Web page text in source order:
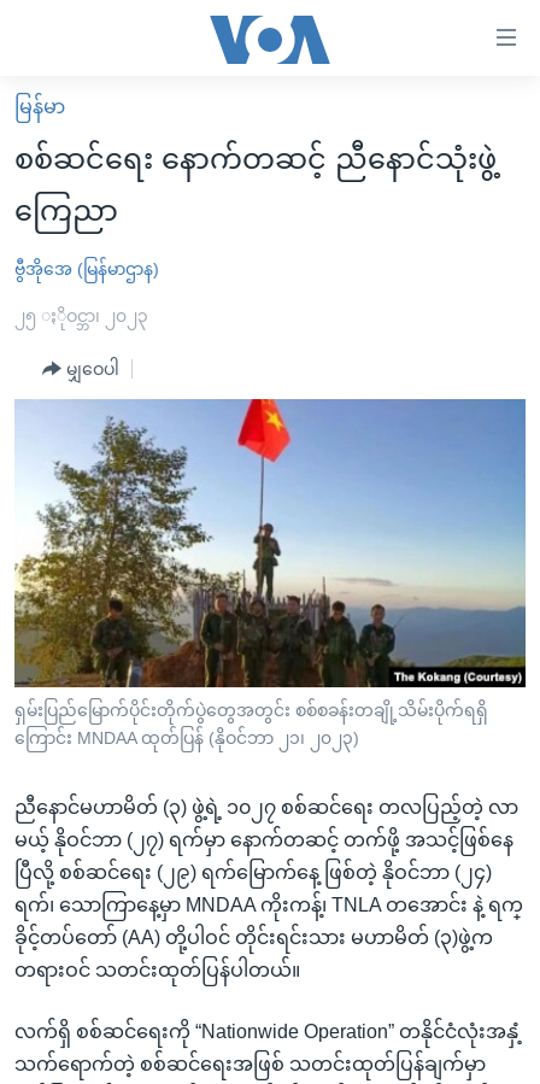
လွယ်ကူ
စေ
သည့်
Link
များ
ပင်မ
ပင်မ
ညွန်း
စာမျက်နှာ
သို့
ကျော်
ကြည့်
ရန်
ရန်
နေရာ
ကျော်
ရန်
မူလစာမျက်နှာ
မြန်မာ
ကမ္ဘာ့သတင်းများ
နိုင်ငံတကာ
အစ္စရေး-ပါလက်စတိုင်း
ဗွီဒီယို
အင်္ဂလိပ်စာလေ့လာမယ်
အမေရိကန်သုံးအီဒီယံ
မကြေးမုံရဲ့ အင်္ဂလိပ်စာ
ရုပ်ရှင်ထဲက အင်္ဂလိပ်စာ
သုတပဒေသာ အင်္ဂလိပ်စာ
အပတ်စဉ်ကဏ္ဍများ
ရေဒီယို
တီဗွီ
ရေဒီယိုနှင့်ရုပ်သံ အချက်အလက်များ
ရေဒီယို/တီဗွီအစီအစဉ်
Learning English
ဗွီအိုအေ လူမှုကွန်ယက်များ
မြန်မာ
စစ်ဆင်ရေး နောက်တဆင့် ညီနောင်သုံးဖွဲ့
ကြေညာ
ဗွီအိုအေ (မြန်မာဌာန)
၂၅ ႏိုဝင္ဘာ၊ ၂၀၂၃
မျှဝေပါ
ရှမ်းပြည်မြောက်ပိုင်းတိုက်ပွဲတွေအတွင်း စစ်စခန်းတချို့သိမ်းပိုက်ရရှိ
ကြောင်း MNDAA ထုတ်ပြန် (နိုဝင်ဘာ ၂၁၊ ၂၀၂၃)
ညီနောင်မဟာမိတ် (၃) ဖွဲ့ရဲ့ ၁၀၂၇ စစ်ဆင်ရေး တလပြည့်တဲ့ လာ
မယ့် နိုဝင်ဘာ (၂၇) ရက်မှာ နောက်တဆင့် တက်ဖို့ အသင့်ဖြစ်နေ
ပြီလို့ စစ်ဆင်ရေး (၂၉) ရက်မြောက်နေ့ ဖြစ်တဲ့ နိုဝင်ဘာ (၂၄)
ရက်၊ သောကြာနေ့မှာ MNDAA ကိုးကန့်၊ TNLA တအောင်း နဲ့ ရက္
ခိုင့်တပ်တော် (AA) တို့ပါဝင် တိုင်းရင်းသား မဟာမိတ် (၃)ဖွဲ့က
တရားဝင် သတင်းထုတ်ပြန်ပါတယ်။
လက်ရှိ စစ်ဆင်ရေးကို “Nationwide Operation” တနိုင်ငံလုံးအနှံ့
သက်ရောက်တဲ့ စစ်ဆင်ရေးအဖြစ် သတင်းထုတ်ပြန်ချက်မှာ